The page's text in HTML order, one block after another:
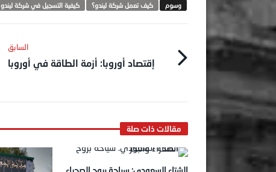
كيف تعمل شركة ليندو؟ كيفية التسجيل في شركة ليندو
‎السابق
إقتصاد أوروبا: أزمة الطاقة في أوروبا
الشتاء السعودي: سياحة بروح الصحراء